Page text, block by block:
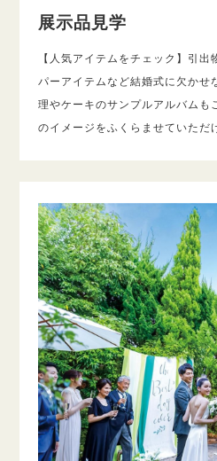
展示品見学
【人気アイテムをチェック】引
パーアイテムなど結婚式に欠かせ
理やケーキのサンプルアルバムも
のイメージをふくらませていただ